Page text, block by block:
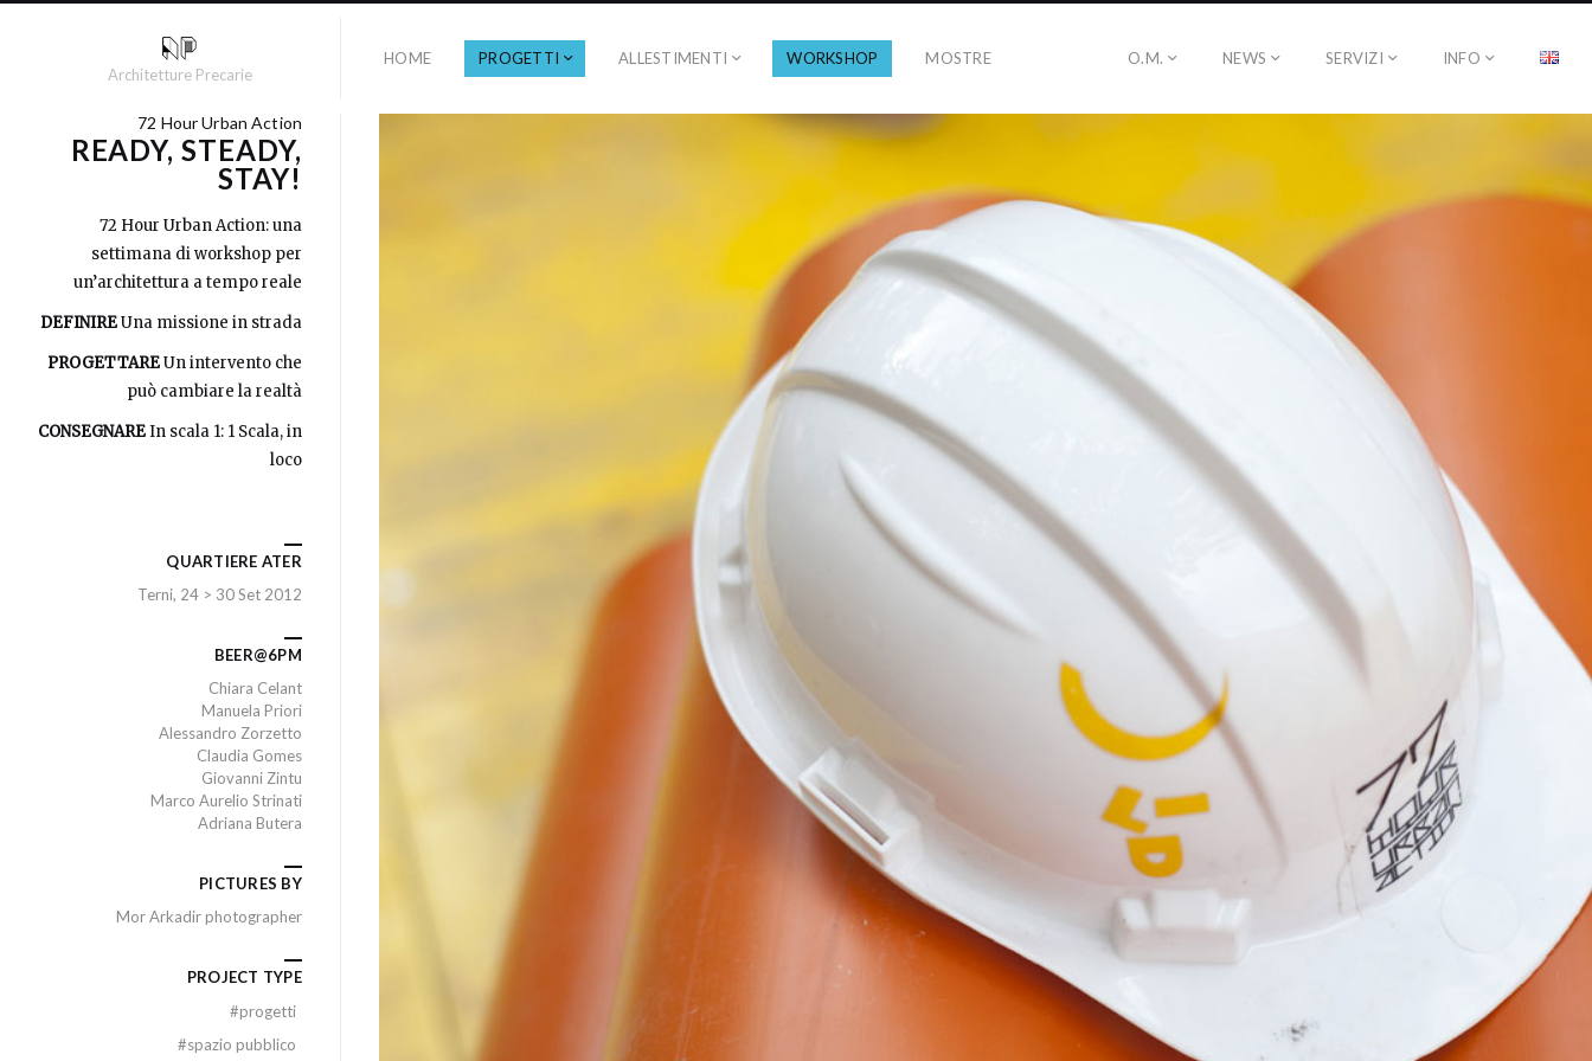
Architetture Precarie
HOME PROGETTI ALLESTIMENTI WORKSHOP MOSTRE O.M. NEWS SERVIZI INFO
72 Hour Urban Action
READY, STEADY,
STAY!
72 Hour Urban Action: una
settimana di workshop per
un’architettura a tempo reale
DEFINIREUna missione in strada
PROGETTAREUn intervento che
può cambiare la realtà
CONSEGNAREIn scala 1: 1 Scala, in
loco
QUARTIERE ATER
Terni, 24 > 30 Set 2012
BEER@6PM
Chiara Celant
Manuela Priori
Alessandro Zorzetto
Claudia Gomes
Giovanni Zintu
Marco Aurelio Strinati
Adriana Butera
PICTURES BY
Mor Arkadir photographer
PROJECT TYPE
#progetti
#spazio pubblico